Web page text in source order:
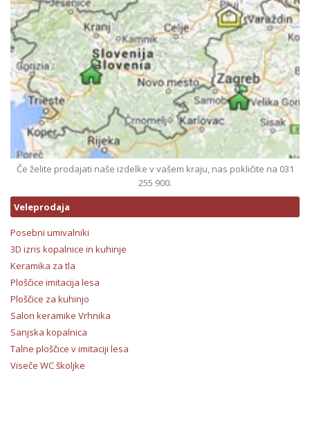
Če želite prodajati naše izdelke v vašem kraju, nas pokličite na 031
255 900.
Veleprodaja
Posebni umivalniki
3D izris kopalnice in kuhinje
Keramika za tla
Ploščice imitacija lesa
Ploščice za kuhinjo
Salon keramike Vrhnika
Sanjska kopalnica
Talne ploščice v imitaciji lesa
Viseče WC školjke